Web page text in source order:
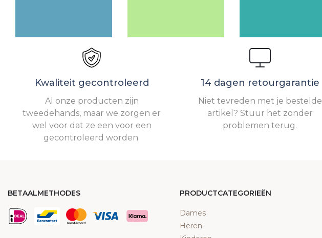
Kwaliteit gecontroleerd
Al onze producten zijn
tweedehands, maar we zorgen er
wel voor dat ze een voor een
gecontroleerd worden.
14 dagen retourgarantie
Niet tevreden met je bestelde
artikel? Stuur het zonder
problemen terug.
BETAALMETHODES PRODUCTCATEGORIEËN
Dames
Heren